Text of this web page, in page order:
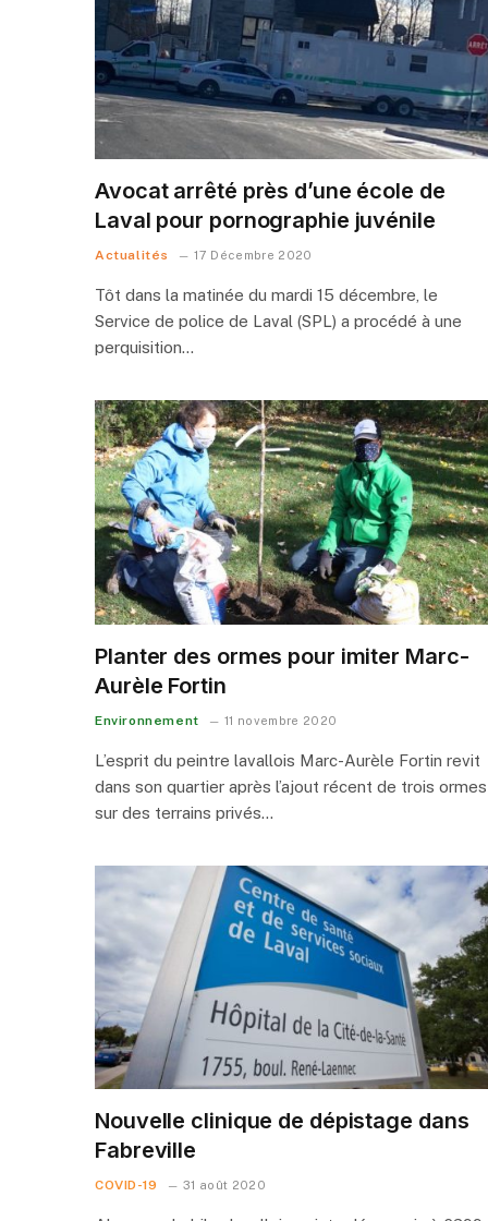
Avocat arrêté près d’une école de
Laval pour pornographie juvénile
Actualités 17 Décembre 2020
Tôt dans la matinée du mardi 15 décembre, le
Service de police de Laval (SPL) a procédé à une
perquisition…
Planter des ormes pour imiter Marc-
Aurèle Fortin
Environnement 11 novembre 2020
L’esprit du peintre lavallois Marc-Aurèle Fortin revit
dans son quartier après l’ajout récent de trois ormes
sur des terrains privés…
Nouvelle clinique de dépistage dans
Fabreville
COVID-19 31 août 2020